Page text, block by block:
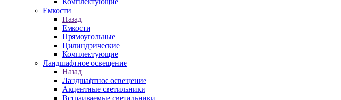
Комплектующие
Емкости
Назад
Емкости
Прямоугольные
Цилиндрические
Комплектующие
Ландшафтное освещение
Назад
Ландшафтное освещение
Акцентные светильники
Встраиваемые светильники